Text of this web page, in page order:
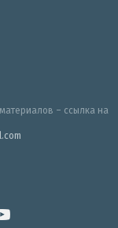
– ссылка на